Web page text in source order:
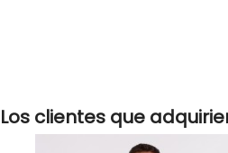
Los clientes que